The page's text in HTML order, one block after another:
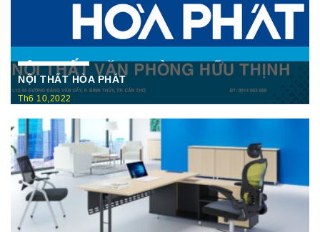
NỘI THẤT HÒA PHÁT
Th6 10,2022
Nội Thất Hòa Phátt Cần Thơ Là nơi trưng bày và cung cấp
các sản phẩm như: Bàn văn phòng, ghế xoay văn phòng, tủ hồ
sơ, két sắt,…Của cty CP Nội Thất Hòa Phát( Nội thất The
One) có địa ...